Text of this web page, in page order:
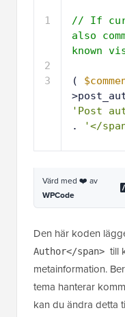
2
(
. '</
Värd med ❤️ av
WPCode
Den här koden
Author</span>
metainformation.
kan du ändra detta
Om du använder ett
behöver du ta reda
kommentarer.